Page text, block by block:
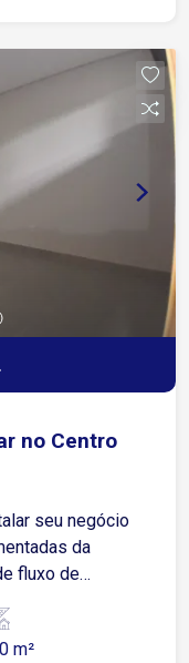
tipos
em uma
no Centro
seu negócio
da
fluxo de
e à Avenida
Sorocaba e
m²